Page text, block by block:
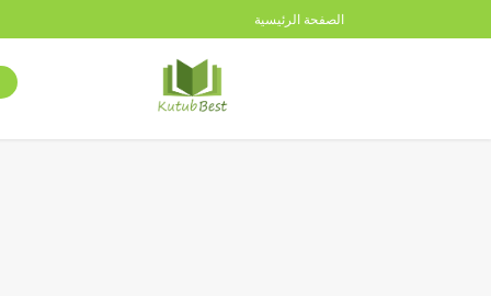
الصفحة الرئيسية